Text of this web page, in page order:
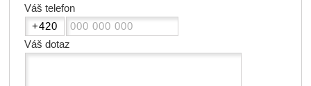
Váš telefon
Váš dotaz